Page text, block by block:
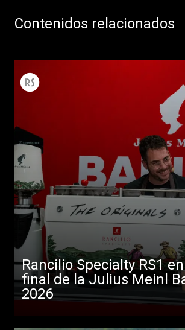
Contenidos relacionados
Rancilio Specialty RS1
final de la Julius Meinl
2026